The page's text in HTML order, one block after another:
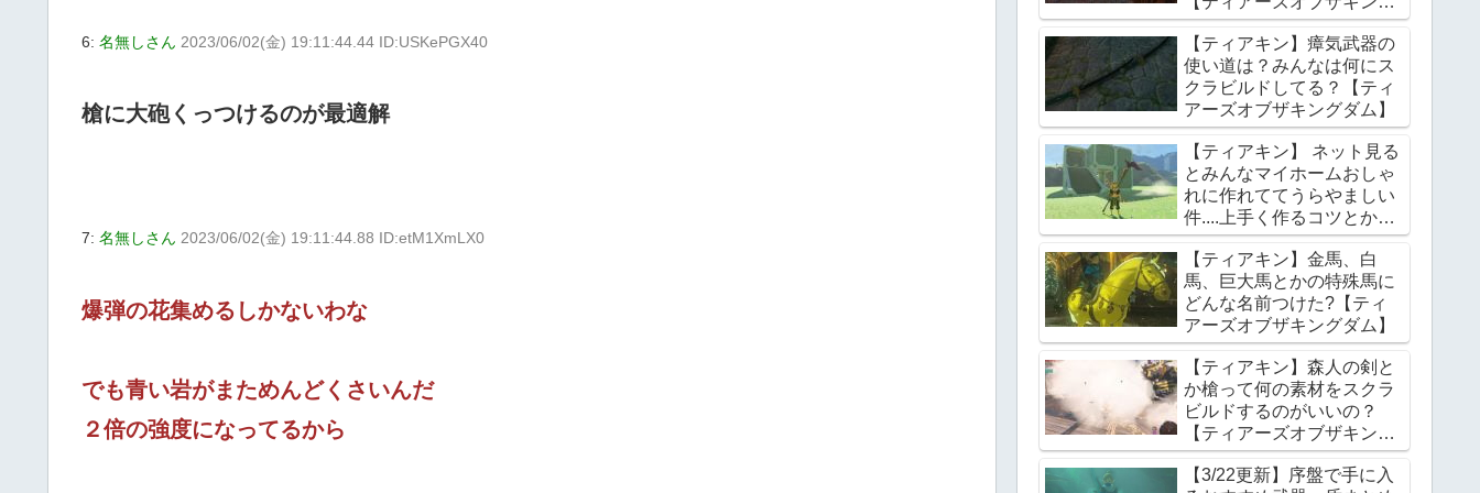
6: 名無しさん 2023/06/02(金) 19:11:44.44 ID:USKePGX40
槍に大砲くっつけるのが最適解
7: 名無しさん 2023/06/02(金) 19:11:44.88 ID:etM1XmLX0
爆弾の花集めるしかないわな
でも青い岩がまためんどくさいんだ
２倍の強度になってるから
ダム】
【ティアキン】瘴気武器の
使い道は？みんなは何にス
クラビルドしてる？【ティ
アーズオブザキングダム】
【ティアキン】 ネット見る
とみんなマイホームおしゃ
れに作れててうらやましい
件....上手く作るコツとかあ
る？【ティアーズオブザキ
ングダム】
【ティアキン】金馬、白
馬、巨大馬とかの特殊馬に
どんな名前つけた?【ティ
アーズオブザキングダム】
【ティアキン】森人の剣と
か槍って何の素材をスクラ
ビルドするのがいいの？
【ティアーズオブザキング
ダム】
【3/22更新】序盤で手に入